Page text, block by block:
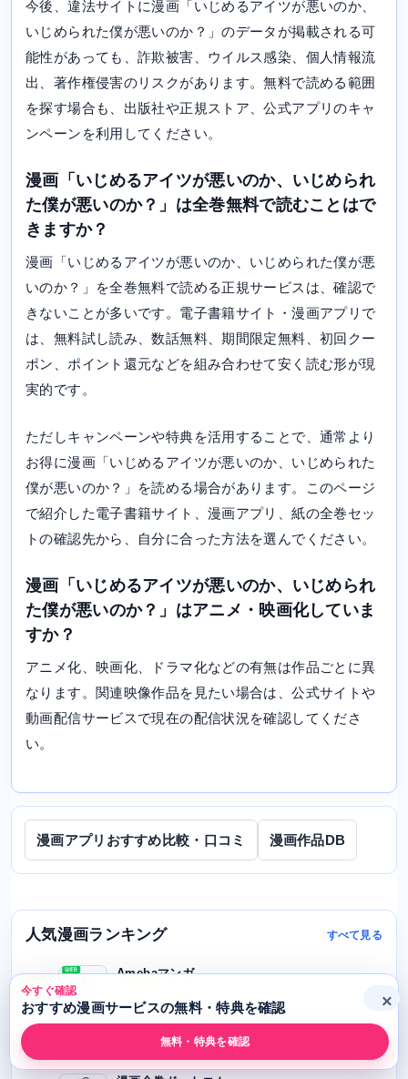
今後、違法サイトに漫画「いじめるアイツが悪いのか、
いじめられた僕が悪いのか？」のデータが掲載される可
能性があっても、詐欺被害、ウイルス感染、個人情報流
出、著作権侵害のリスクがあります。無料で読める範囲
を探す場合も、出版社や正規ストア、公式アプリのキャ
ンペーンを利用してください。
漫画「いじめるアイツが悪いのか、いじめられ
た僕が悪いのか？」は全巻無料で読むことはで
きますか？
漫画「いじめるアイツが悪いのか、いじめられた僕が悪
いのか？」を全巻無料で読める正規サービスは、確認で
きないことが多いです。電子書籍サイト・漫画アプリで
は、無料試し読み、数話無料、期間限定無料、初回クー
ポン、ポイント還元などを組み合わせて安く読む形が現
実的です。
ただしキャンペーンや特典を活用することで、通常より
お得に漫画「いじめるアイツが悪いのか、いじめられた
僕が悪いのか？」を読める場合があります。このページ
で紹介した電子書籍サイト、漫画アプリ、紙の全巻セッ
トの確認先から、自分に合った方法を選んでください。
漫画「いじめるアイツが悪いのか、いじめられ
た僕が悪いのか？」はアニメ・映画化していま
すか？
アニメ化、映画化、ドラマ化などの有無は作品ごとに異
なります。関連映像作品を見たい場合は、公式サイトや
動画配信サービスで現在の配信状況を確認してくださ
い。
漫画アプリおすすめ比較・口コミ 漫画作品DB
人気漫画ランキング すべて見る
1
Amebaマンガ
今すぐ確認
おすすめ漫画サービスの無料・特典を確認
無料・特典を確認
×